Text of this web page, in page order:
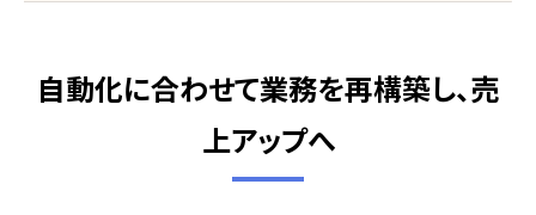
自動化に合わせて業務を再構築し、売
上アップへ